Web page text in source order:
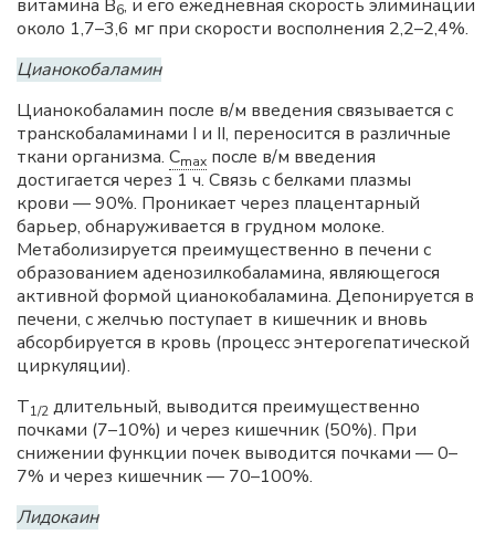
витамина В6, и его ежедневная скорость элиминации
около 1,7–3,6 мг при скорости восполнения 2,2–2,4%.
Цианокобаламин
Цианокобаламин после в/м введения связывается с
транскобаламинами I и II, переносится в различные
ткани организма. Cmax после в/м введения
достигается через 1 ч. Связь с белками плазмы
крови — 90%. Проникает через плацентарный
барьер, обнаруживается в грудном молоке.
Метаболизируется преимущественно в печени с
образованием аденозилкобаламина, являющегося
активной формой цианокобаламина. Депонируется в
печени, с желчью поступает в кишечник и вновь
абсорбируется в кровь (процесс энтерогепатической
циркуляции).
T1/2 длительный, выводится преимущественно
почками (7–10%) и через кишечник (50%). При
снижении функции почек выводится почками — 0–
7% и через кишечник — 70–100%.
Лидокаин